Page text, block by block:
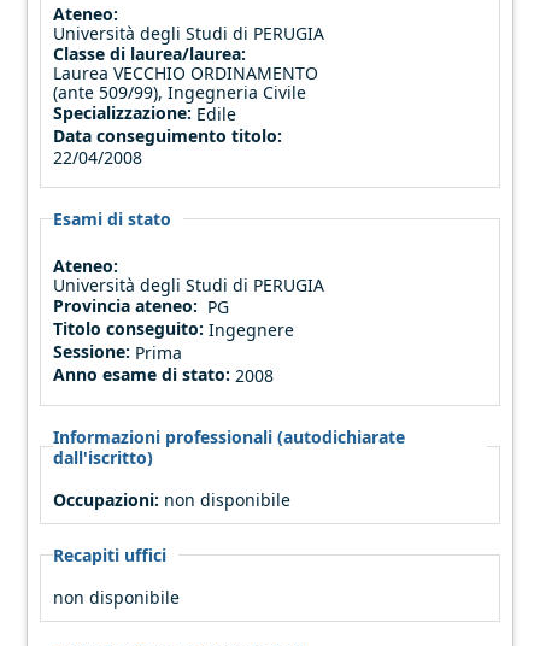
Ateneo:
Università degli Studi di PERUGIA
Classe di laurea/laurea:
Laurea VECCHIO ORDINAMENTO
(ante 509/99), Ingegneria Civile
Specializzazione: Edile
Data conseguimento titolo:
22/04/2008
Esami di stato
Ateneo:
Università degli Studi di PERUGIA
Provincia ateneo: PG
Titolo conseguito:Ingegnere
Sessione: Prima
Anno esame di stato: 2008
Informazioni professionali (autodichiarate
dall'iscritto)
Occupazioni: non disponibile
Recapiti uffici
non disponibile